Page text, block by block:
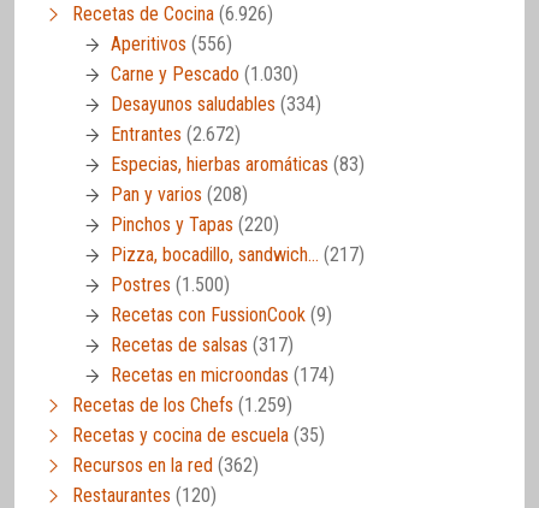
Recetas de Cocina (6.926)
Aperitivos (556)
Carne y Pescado (1.030)
Desayunos saludables (334)
Entrantes (2.672)
Especias, hierbas aromáticas (83)
Pan y varios (208)
Pinchos y Tapas (220)
Pizza, bocadillo, sandwich… (217)
Postres (1.500)
Recetas con FussionCook (9)
Recetas de salsas (317)
Recetas en microondas (174)
Recetas de los Chefs (1.259)
Recetas y cocina de escuela (35)
Recursos en la red (362)
Restaurantes (120)